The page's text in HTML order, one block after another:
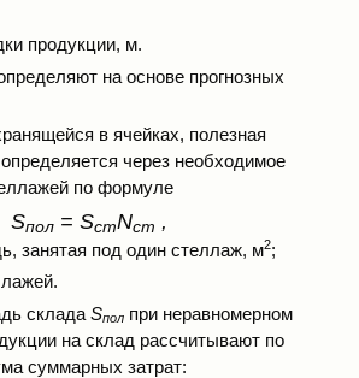
продукции, м.
на основе прогнозных
в ячейках, полезная
через необходимое
по формуле
Sпол = SстNст ,
занятая под один стеллаж, м2;
склада Sпол при неравномерном
на склад рассчитывают по
суммарных затрат: